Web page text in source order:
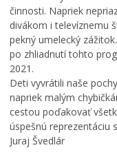
činnosti. Napriek
divákom i televíznemu
pekný umelecký
po zhliadnutí tohto
2021.
Deti vyvrátili naše
napriek malým
cestou poďakovať
úspešnú reprezentáciu
Juraj Švedlár
p
o
r
i
a
d
o
k
0
7
l
h
r
a
n
i
c
u
0
7
K
e
ž
m
a
r
k
u
0
7